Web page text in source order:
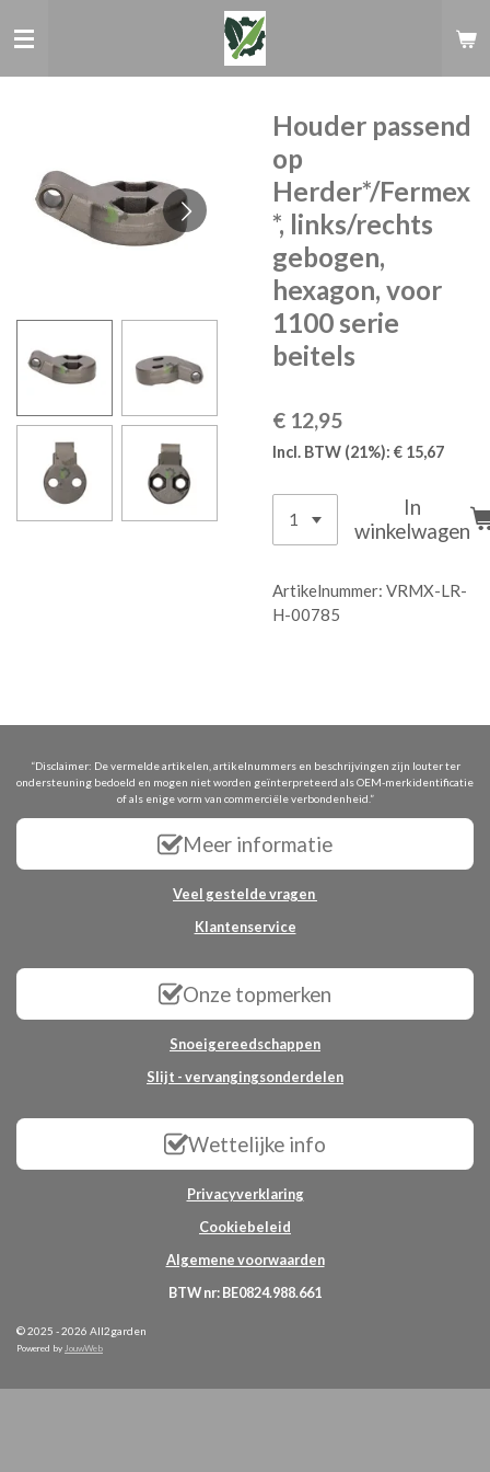
direct
Houder passend
op
Herder*/Fermex
*, links/rechts
gebogen,
hexagon, voor
1100 serie
beitels
€ 12,95
Incl. BTW (21%): € 15,67
In
winkelwagen
Artikelnummer: VRMX-LR-
H-00785
“Disclaimer: De vermelde artikelen, artikelnummers en beschrijvingen zijn louter ter
ondersteuning bedoeld en mogen niet worden geïnterpreteerd als OEM-merkidentificatie
of als enige vorm van commerciële verbondenheid.”
Meer informatie
Veel gestelde vragen
Klantenservice
Onze topmerken
Snoeigereedschappen
Slijt - vervangingsonderdelen
Wettelijke info
Privacyverklaring
Cookiebeleid
Algemene voorwaarden
BTW nr: BE0824.988.661
© 2025 - 2026 All2garden
Powered by JouwWeb